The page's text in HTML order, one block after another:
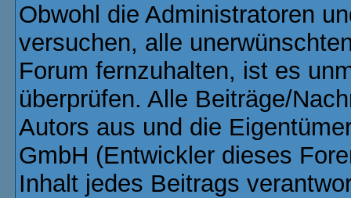
Obwohl die Administratoren
versuchen, alle
Forum fernzuhalten, ist es
überprüfen. Alle Beiträge/
Autors aus und die
GmbH (Entwickler dieses
Inhalt jedes Beitrags